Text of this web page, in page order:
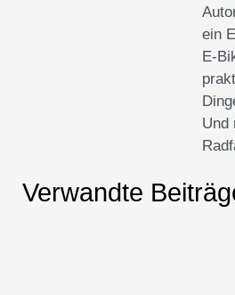
ein
E-
Und
Verwandte